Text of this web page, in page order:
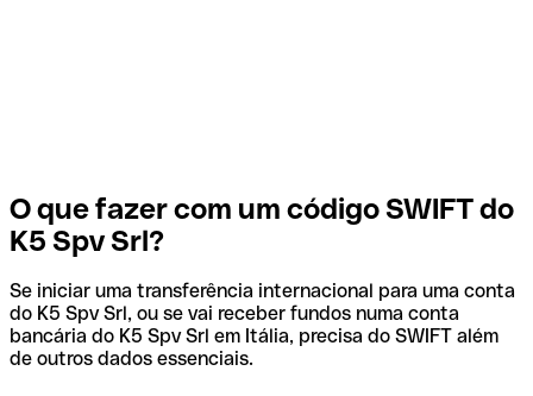
O que fazer com um código SWIFT do
K5 Spv Srl?
Se iniciar uma transferência internacional para uma conta
do K5 Spv Srl, ou se vai receber fundos numa conta
bancária do K5 Spv Srl em Itália, precisa do SWIFT além
de outros dados essenciais.